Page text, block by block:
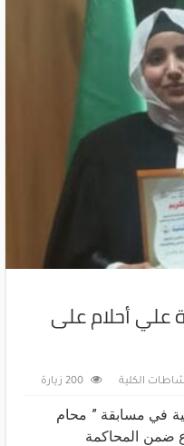
علي أحلام على
الكلية 200 زيارة
في مسابقة ” محام
ضمن المحاكمة